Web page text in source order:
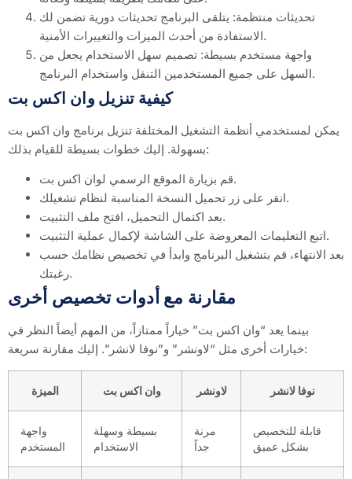
تحديثات منتظمة: يتلقى البرنامج تحديثات دورية تضمن لك
الاستفادة من أحدث الميزات والتغييرات الأمنية.
واجهة مستخدم بسيطة: تصميم سهل الاستخدام يجعل من
السهل على جميع المستخدمين التنقل واستخدام البرنامج.
كيفية تنزيل وان اكس بت
يمكن لمستخدمي أنظمة التشغيل المختلفة تنزيل برنامج وان اكس بت
بسهولة. إليك خطوات بسيطة للقيام بذلك:
قم بزيارة الموقع الرسمي لوان اكس بت.
انقر على زر تحميل النسخة المناسبة لنظام تشغيلك.
بعد اكتمال التحميل، افتح ملف التثبيت.
اتبع التعليمات المعروضة على الشاشة لإكمال عملية التثبيت.
بعد الانتهاء، قم بتشغيل البرنامج وابدأ في تخصيص نظامك حسب
رغبتك.
مقارنة مع أدوات تخصيص أخرى
بينما يعد “وان اكس بت” خياراً ممتازاً، من المهم أيضاً النظر في
خيارات أخرى مثل “لاونشر” و”نوفا لانشر”. إليك مقارنة سريعة:
الميزة وان اكس بت لاونشر نوفا لانشر
واجهة
المستخدم
بسيطة وسهلة
الاستخدام
مرنة
جداً
قابلة للتخصيص
بشكل عميق